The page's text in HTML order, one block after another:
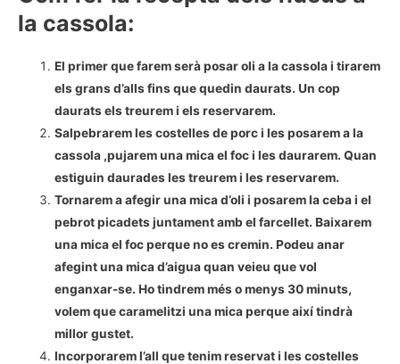
la cassola:
El primer que farem serà posar oli a la cassola i tirarem
els grans d’alls fins que quedin daurats. Un cop
daurats els treurem i els reservarem.
Salpebrarem les costelles de porc i les posarem a la
cassola ,pujarem una mica el foc i les daurarem. Quan
estiguin daurades les treurem i les reservarem.
Tornarem a afegir una mica d’oli i posarem la ceba i el
pebrot picadets juntament amb el farcellet. Baixarem
una mica el foc perque no es cremin. Podeu anar
afegint una mica d’aigua quan veieu que vol
enganxar-se. Ho tindrem més o menys 30 minuts,
volem que caramelitzi una mica perque així tindrà
millor gustet.
Incorporarem l’all que tenim reservat i les costelles